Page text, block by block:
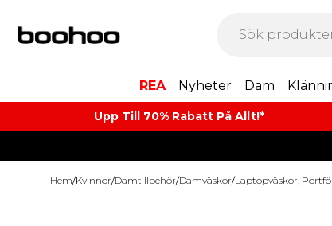
REA Nyheter Dam
Upp Till 70% Rabatt På Allt!*
Hem/Kvinnor/Damtillbehör/Damväskor/Laptopväskor,